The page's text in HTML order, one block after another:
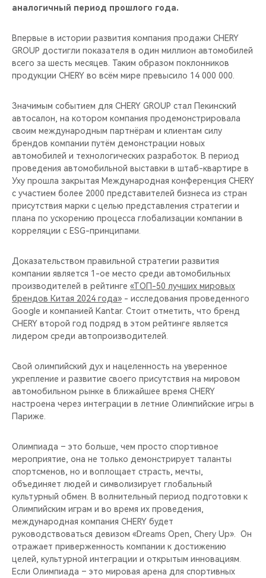
аналогичный период прошлого года.
Впервые в истории развития компания продажи CHERY
GROUP достигли показателя в один миллион автомобилей
всего за шесть месяцев. Таким образом поклонников
продукции CHERY во всём мире превысило 14 000 000.
Значимым событием для CHERY GROUP стал Пекинский
автосалон, на котором компания продемонстрировала
своим международным партнёрам и клиентам силу
брендов компании путём демонстрации новых
автомобилей и технологических разработок. В период
проведения автомобильной выставки в штаб-квартире в
Уху прошла закрытая Международная конференция CHERY
c участием более 2000 представителей бизнеса из стран
присутствия марки с целью представления стратегии и
плана по ускорению процесса глобализации компании в
корреляции с ESG-принципами.
Доказательством правильной стратегии развития
компании является 1-ое место среди автомобильных
производителей в рейтинге «ТОП-50 лучших мировых
брендов Китая 2024 года» - исследования проведенного
Google и компанией Kantar. Стоит отметить, что бренд
CHERY второй год подряд в этом рейтинге является
лидером среди автопроизводителей.
Свой олимпийский дух и нацеленность на уверенное
укрепление и развитие своего присутствия на мировом
автомобильном рынке в ближайшее время CHERY
настроена через интеграции в летние Олимпийские игры в
Париже.
Олимпиада – это больше, чем просто спортивное
мероприятие, она не только демонстрирует таланты
спортсменов, но и воплощает страсть, мечты,
объединяет людей и символизирует глобальный
культурный обмен. В волнительный период подготовки к
Олимпийским играм и во время их проведения,
международная компания CHERY будет
руководствоваться девизом «Dreams Open, Chery Up». Он
отражает приверженность компании к достижению
целей, культурной интеграции и открытым инновациям.
Если Олимпиада – это мировая арена для спортивных